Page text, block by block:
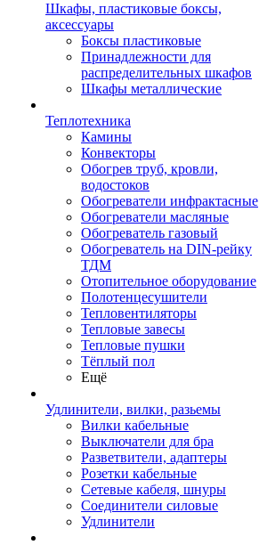
Шкафы, пластиковые боксы,
аксессуары
Боксы пластиковые
Принадлежности для
распределительных шкафов
Шкафы металлические
Теплотехника
Камины
Конвекторы
Обогрев труб, кровли,
водостоков
Обогреватели инфрактасные
Обогреватели масляные
Обогреватель газовый
Обогреватель на DIN-рейку
ТДМ
Отопительное оборудование
Полотенцесушители
Тепловентиляторы
Тепловые завесы
Тепловые пушки
Тёплый пол
Ещё
Удлинители, вилки, разьемы
Вилки кабельные
Выключатели для бра
Разветвители, адаптеры
Розетки кабельные
Сетевые кабеля, шнуры
Соединители силовые
Удлинители